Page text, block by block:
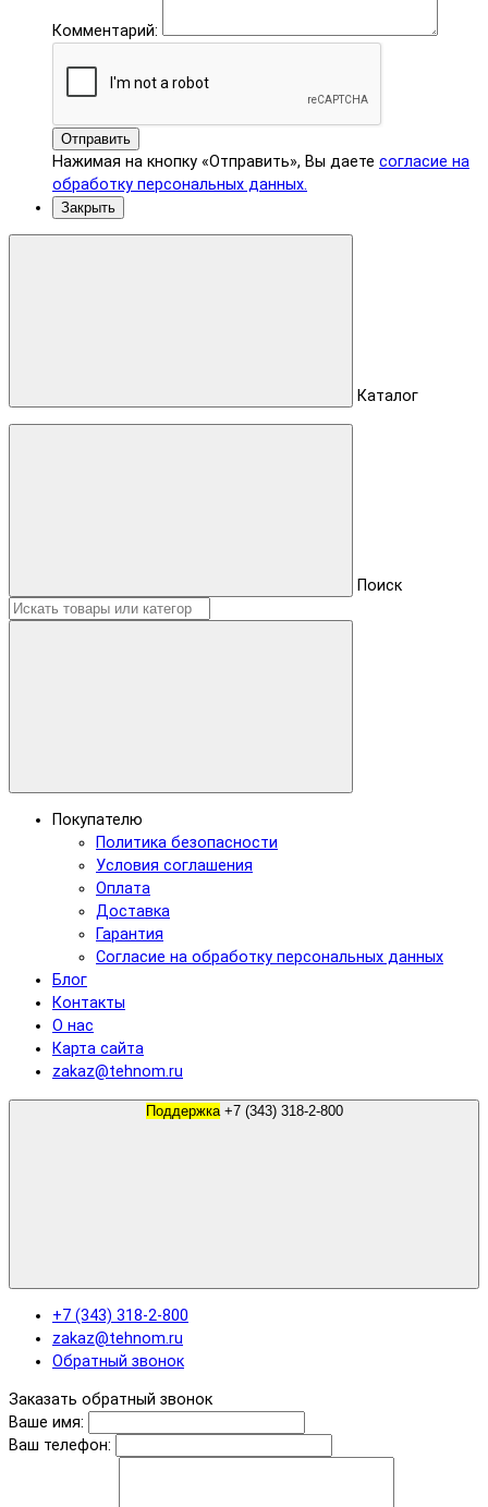
Комментарий:
Отправить
Нажимая на кнопку «Отправить», Вы даете согласие на
обработку персональных данных.
Закрыть
Каталог
Поиск
Покупателю
Политика безопасности
Условия соглашения
Оплата
Доставка
Гарантия
Согласие на обработку персональных данных
Блог
Контакты
О нас
Карта сайта
zakaz@tehnom.ru
Поддержка +7 (343) 318-2-800
+7 (343) 318-2-800
zakaz@tehnom.ru
Обратный звонок
Заказать обратный звонок
Ваше имя:
Ваш телефон: